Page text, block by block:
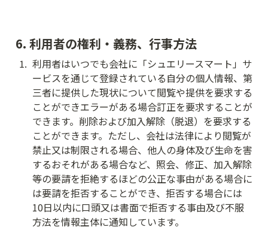
6. 利用者の権利・義務、行事方法
1. 利用者はいつでも会社に「シュエリースマート」サ
ービスを通じて登録されている自分の個人情報、第
三者に提供した現状について閲覧や提供を要求する
ことができエラーがある場合訂正を要求することが
できます。削除および加入解除（脱退）を要求する
ことができます。ただし、会社は法律により閲覧が
禁止又は制限される場合、他人の身体及び生命を害
するおそれがある場合など、照会、修正、加入解除
等の要請を拒絶するほどの公正な事由がある場合に
は要請を拒否することができ、拒否する場合には
10日以内に口頭又は書面で拒否する事由及び不服
方法を情報主体に通知しています。